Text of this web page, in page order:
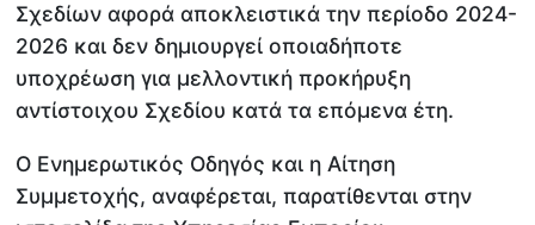
Σχεδίων αφορά αποκλειστικά την περίοδο 2024-
2026 και δεν δημιουργεί οποιαδήποτε
υποχρέωση για μελλοντική προκήρυξη
αντίστοιχου Σχεδίου κατά τα επόμενα έτη.
Ο Ενημερωτικός Οδηγός και η Αίτηση
Συμμετοχής, αναφέρεται, παρατίθενται στην